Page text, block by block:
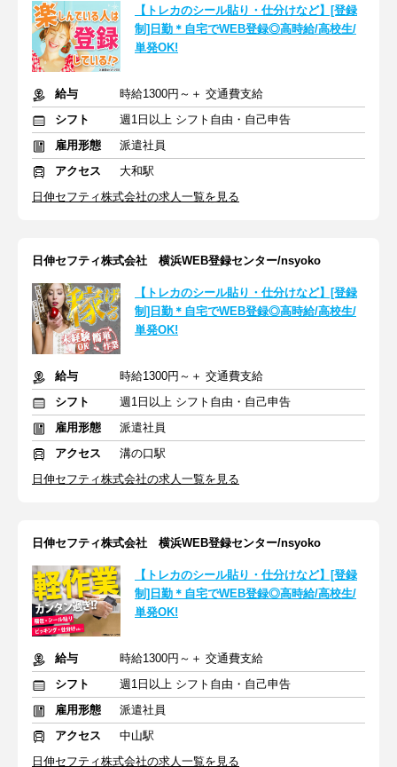
【トレカのシール貼り・仕分けなど】[登録
制]日勤＊自宅でWEB登録◎高時給/高校生/
単発OK!
給与
時給1300円～＋ 交通費支給
シフト
週1日以上 シフト自由・自己申告
雇用形態
派遣社員
アクセス
大和駅
日伸セフティ株式会社の求人一覧を見る
日伸セフティ株式会社 横浜WEB登録センター/nsyoko
【トレカのシール貼り・仕分けなど】[登録
制]日勤＊自宅でWEB登録◎高時給/高校生/
単発OK!
給与
時給1300円～＋ 交通費支給
シフト
週1日以上 シフト自由・自己申告
雇用形態
派遣社員
アクセス
溝の口駅
日伸セフティ株式会社の求人一覧を見る
日伸セフティ株式会社 横浜WEB登録センター/nsyoko
【トレカのシール貼り・仕分けなど】[登録
制]日勤＊自宅でWEB登録◎高時給/高校生/
単発OK!
給与
時給1300円～＋ 交通費支給
シフト
週1日以上 シフト自由・自己申告
雇用形態
派遣社員
アクセス
中山駅
日伸セフティ株式会社の求人一覧を見る